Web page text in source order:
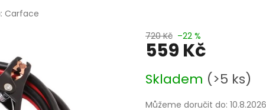
Carface
720 Kč –22 %
559 Kč
cena:
Skladem (>5 ks)
Můžeme doručit do: 10.8.2026